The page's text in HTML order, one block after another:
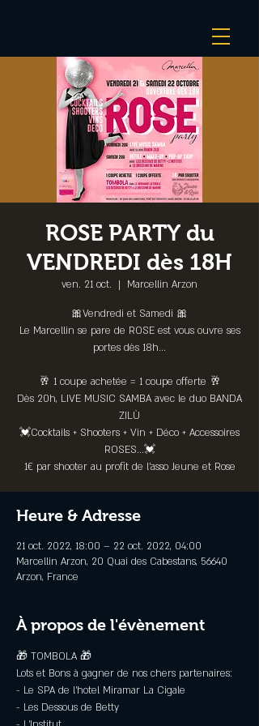
ROSE PARTY du
VENDREDI dès 18H
ven. 21 oct.
  |
Marcellin Arzon
🎀Vendredi et Samedi 🎀
Le Marcellin se pare de ROSE est vous ouvre ses
portes dès 18h...
🥂 1 coupe achetée = 1 coupe offerte 🥂
Dès 20h, LIVE MUSIC SAMBA avec le duo BANDA
ZILÙ
💓Cocktails + Shooters + Vin + Déco + Accessoires
ROSES...💓
1€ par shooter au profit de l’asso Jeune et Rose
Heure & Adresse
21 oct. 2022, 18:00 – 22 oct. 2022, 04:00
Marcellin Arzon, 20 Quai des Cabestans, 56640
Arzon, France
À propos de l'évènement
🎁 TOMBOLA 🎁
Lots et Bons à gagner de nos chers partenaires:
- Le SPA de l'hotel Miramar La Cigale
- Les Dessous de Betty